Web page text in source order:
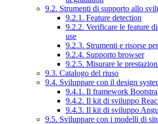
9.2. Strumenti di supporto allo
9.2.1. Feature detection
9.2.2. Verificare le feature
use
9.2.3. Strumenti e risorse
9.2.4. Supporto browser
9.2.5. Misurare le
9.3. Catalogo del riuso
9.4. Sviluppare con il design
9.4.1. Il framework
9.4.2. Il kit di sviluppo
9.4.3. Il kit di sviluppo
9.5. Sviluppare con i modelli di